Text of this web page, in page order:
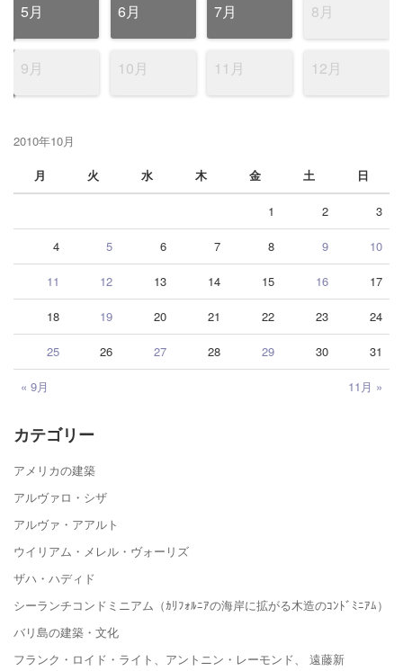
5月 6月 7月 8月
9月 10月 11月 12月
2010年10月
月
火 水 木 金 土 日
« 9月 11月 »
1 2 3
4 5 6 7 8 9 10
11 12 13 14 15 16 17
18 19 20 21 22 23 24
25 26 27 28 29 30 31
カテゴリー
アメリカの建築
アルヴァロ・シザ
アルヴァ・アアルト
ウイリアム・メレル・ヴォーリズ
ザハ・ハディド
シーランチコンドミニアム（ｶﾘﾌｫﾙﾆｱの海岸に拡がる木造のｺﾝﾄﾞﾐﾆｱﾑ）
バリ島の建築・文化
フランク・ロイド・ライト、アントニン・レーモンド、 遠藤新